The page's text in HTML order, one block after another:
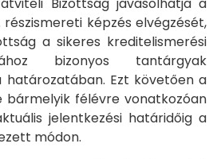
képzés elvégzését,
a sikeres kreditelismerési
bizonyos tantárgyak
határozatában. Ezt követően a
bármelyik félévre vonatkozóan
jelentkezési határidőig a
módon.